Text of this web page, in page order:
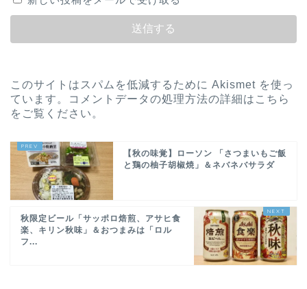
このサイトはスパムを低減するために Akismet を使っ
ています。
コメントデータの処理方法の詳細はこちら
をご覧ください 。
【秋の味覚】ローソン 「さつまいもご飯
と鶏の柚子胡椒焼」＆ネバネバサラダ
秋限定ビール「サッポロ焙煎、アサヒ食
楽、キリン秋味」＆おつまみは「ロル
フ...